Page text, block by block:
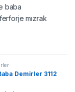
Demirler 3112